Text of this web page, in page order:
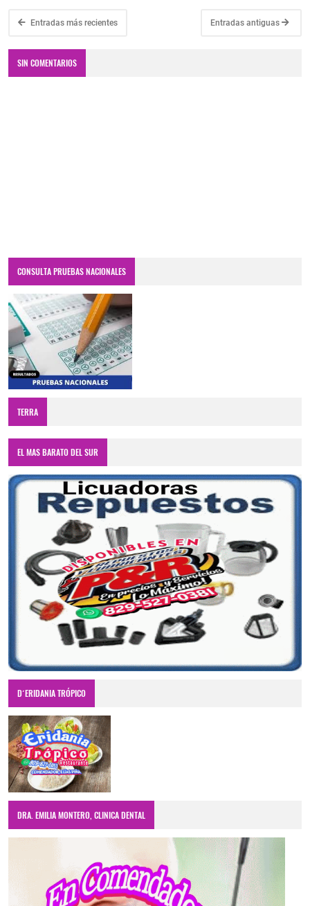
Entradas más recientes Entradas antiguas
SIN COMENTARIOS
CONSULTA PRUEBAS NACIONALES
TERRA
EL MAS BARATO DEL SUR
D´ERIDANIA TRÓPICO
DRA. EMILIA MONTERO, CLINICA DENTAL